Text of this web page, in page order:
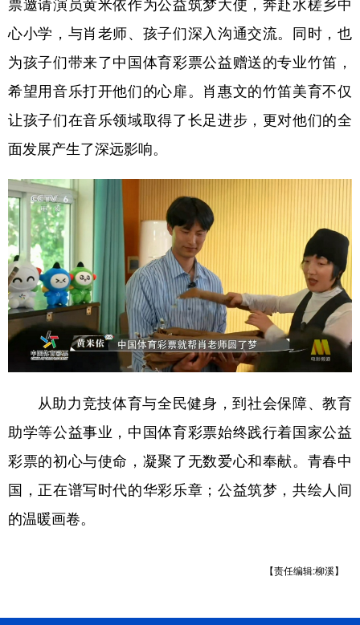
票邀请演员黄米依作为公益筑梦大使，奔赴水槎乡中
心小学，与肖老师、孩子们深入沟通交流。同时，也
为孩子们带来了中国体育彩票公益赠送的专业竹笛，
希望用音乐打开他们的心扉。肖惠文的竹笛美育不仅
让孩子们在音乐领域取得了长足进步，更对他们的全
面发展产生了深远影响。
从助力竞技体育与全民健身，到社会保障、教育
助学等公益事业，中国体育彩票始终践行着国家公益
彩票的初心与使命，凝聚了无数爱心和奉献。青春中
国，正在谱写时代的华彩乐章；公益筑梦，共绘人间
的温暖画卷。
【责任编辑:柳溪】